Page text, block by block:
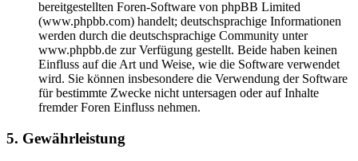
bereitgestellten Foren-Software von phpBB Limited
(www.phpbb.com) handelt; deutschsprachige Informationen
werden durch die deutschsprachige Community unter
www.phpbb.de zur Verfügung gestellt. Beide haben keinen
Einfluss auf die Art und Weise, wie die Software verwendet
wird. Sie können insbesondere die Verwendung der Software
für bestimmte Zwecke nicht untersagen oder auf Inhalte
fremder Foren Einfluss nehmen.
5. Gewährleistung